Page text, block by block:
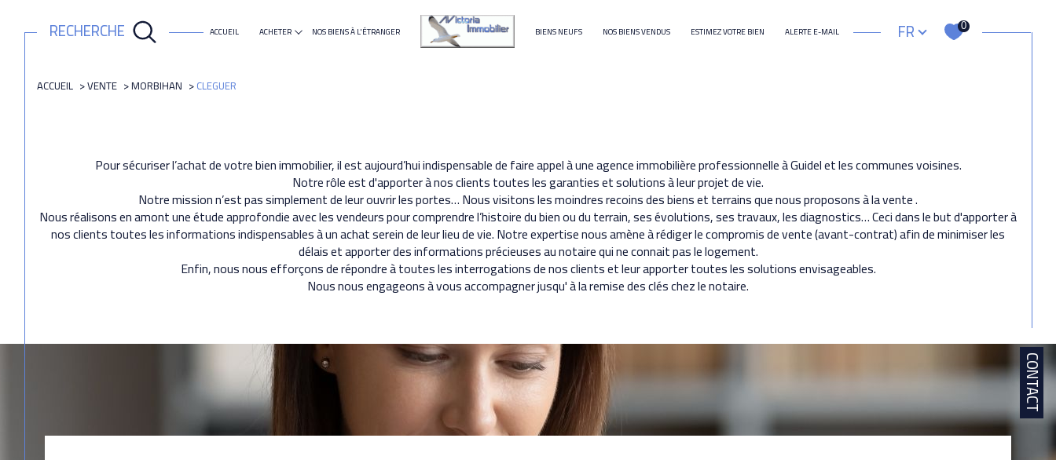
ACCUEIL ACHETER NOS BIENS À L'ÉTRANGER BIENS NEUFS NOS BIENS VENDUS ESTIMEZ VOTRE BIEN ALERTE E-MAIL
RECHERCHE Langue
FR 0
CONTACT
ACCUEIL VENTE MORBIHAN CLEGUER
Pour sécuriser l’achat de votre bien immobilier, il est aujourd’hui indispensable de faire appel à une agence immobilière professionnelle à Guidel et les communes voisines.
Notre rôle est d'apporter à nos clients toutes les garanties et solutions à leur projet de vie.
Notre mission n’est pas simplement de leur ouvrir les portes… Nous visitons les moindres recoins des biens et terrains que nous proposons à la vente .
Nous réalisons en amont une étude approfondie avec les vendeurs pour comprendre l’histoire du bien ou du terrain, ses évolutions, ses travaux, les diagnostics… Ceci dans le but d'apporter à
nos clients toutes les informations indispensables à un achat serein de leur lieu de vie. Notre expertise nous amène à rédiger le compromis de vente (avant-contrat) afin de minimiser les
délais et apporter des informations précieuses au notaire qui ne connait pas le logement.
Enfin, nous nous efforçons de répondre à toutes les interrogations de nos clients et leur apporter toutes les solutions envisageables.
Nous nous engageons à vous accompagner jusqu' à la remise des clés chez le notaire.